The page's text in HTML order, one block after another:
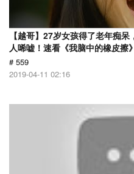
【越哥】27岁女孩得了老年痴
人唏嘘！速看《我脑中的橡皮擦》
# 559
2019-04-11 02:16